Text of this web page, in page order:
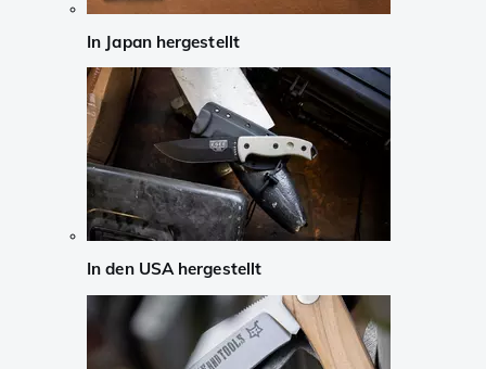
In Japan hergestellt
In den USA hergestellt